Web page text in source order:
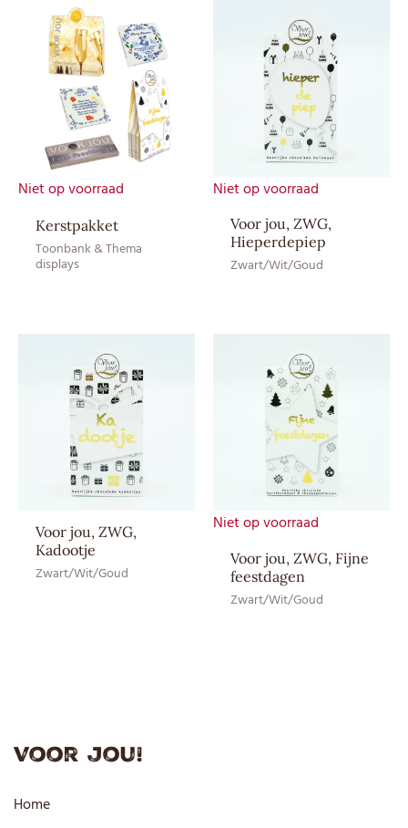
Advies
verkoopprijs
Allergenen
Sporen
Product kan sporen van noten
Soort
Melk/Puur/Wit Chocolade
Bewaaradvies
Droog en bij
kamertemperatuur bewaren
(12–20 ⁰C)
Ingrediënten
Cacaomassa, Emulgator:
SOJAlecithine, Suiker, Volle
MELKpoeder, Watervrij
EAN CE
EAN HE
Niet op voorraad
Kerstpakket
Toonbank & Thema
displays
Niet op voorraad
Voor jou, ZWG,
Hieperdepiep
Zwart/Wit/Goud
Voor jou, ZWG,
Kadootje
Zwart/Wit/Goud
Niet op voorraad
Voor jou, ZWG, Fijne
feestdagen
Zwart/Wit/Goud
Voor jou!
Home